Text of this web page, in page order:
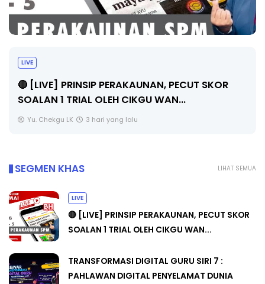
LIVE
🔴 [LIVE] PRINSIP PERAKAUNAN, PECUT SKOR
SOALAN 1 TRIAL OLEH CIKGU WAN...
Yu. Chekgu LK 3 hari yang lalu
LIHAT SEMUA
SEGMEN KHAS
LIVE
🔴 [LIVE] PRINSIP PERAKAUNAN, PECUT SKOR
SOALAN 1 TRIAL OLEH CIKGU WAN...
TRANSFORMASI DIGITAL GURU SIRI 7 :
PAHLAWAN DIGITAL PENYELAMAT DUNIA